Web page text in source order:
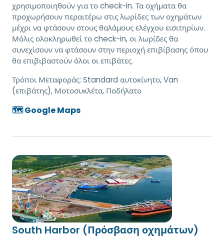
χρησιμοποιηθούν για το check-in. Τα οχήματα θα
προχωρήσουν περαιτέρω στις λωρίδες των οχημάτων
μέχρι να φτάσουν στους θαλάμους ελέγχου εισιτηρίων.
Μόλις ολοκληρωθεί το check-in, οι λωρίδες θα
συνεχίσουν να φτάσουν στην περιοχή επιβίβασης όπου
θα επιβιβαστούν όλοι οι επιβάτες.
Τρόποι Μεταφοράς: Standard αυτοκίνητο, Van
(επιβάτης), Μοτοσυκλέτα, Ποδήλατο
🗺️ Google Maps
South Harbor (Πρόσβαση οχημάτων)